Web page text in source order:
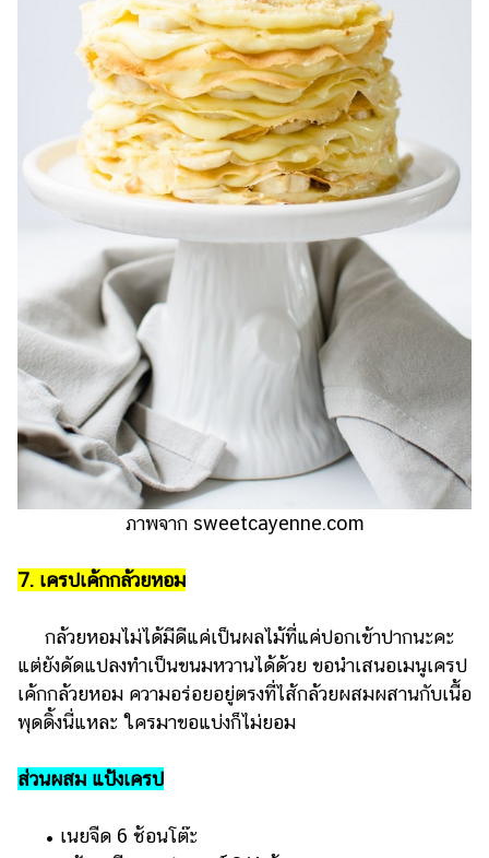
ภาพจาก sweetcayenne.com
7. เครปเค้กกล้วยหอม
กล้วยหอมไม่ได้มีดีแค่เป็นผลไม้ที่แค่ปอกเข้าปากนะคะ
แต่ยังดัดแปลงทำเป็นขนมหวานได้ด้วย ขอนำเสนอเมนูเครป
เค้กกล้วยหอม ความอร่อยอยู่ตรงที่ไส้กล้วยผสมผสานกับเนื้อ
พุดดิ้งนี่แหละ ใครมาขอแบ่งก็ไม่ยอม
ส่วนผสม แป้งเครป
• เนยจืด 6 ช้อนโต๊ะ